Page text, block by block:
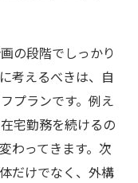
の段階でしっかり
考えるべきは、自
プランです。例え
宅勤務を続けるの
わってきます。次
だけでなく、外構